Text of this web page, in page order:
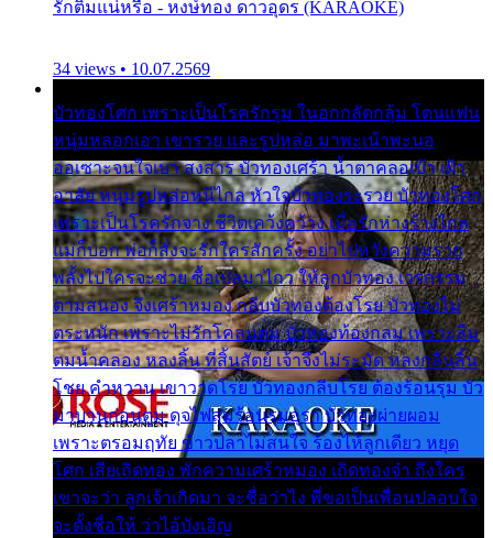
รักติ๋มแน่หรือ - หงษ์ทอง ดาวอุดร (KARAOKE)
34 views • 10.07.2569
บัวทองโศก เพราะเป็นโรครักรุม ในอกกลัดกลุ้ม โดนแฟน
หนุ่มหลอกเอา เขารวย และรูปหล่อ มาพะเน้าพะนอ
ออเซาะจนใจเบา สงสาร บัวทองเศร้า น้ำตาคลอเบ้า เฝ้า
อาลัย หนุ่มรูปหล่อหนีไกล หัวใจบัวทองระรวย บัวทองโศก
เพราะเป็นโรครักจาง ชีวิตเคว้งคว้าง เมื่อรักห่างร้างไกล
แม่ก็บอก พ่อก็สั่งจะรักใครสักครั้ง อย่าไปหวังความรวย
พลั้งไปใครจะช่วย ซื้อเปลมาไกว ให้ลูกบัวทอง เวรกรรม
ตามสนอง จึงเศร้าหมอง กลีบบัวทองต้องโรย บัวทองไม่
ตระหนัก เพราะไม่รักโคลนตม บัวทองท้องกลม เพราะลืม
ตมน้ำคลอง หลงลิ้น ที่สิ้นสัตย์ เจ้าจึงไม่ระมัด หลงกลิ่นลิ้น
โชย คำหวาน เขาวาดโรย บัวทองกลีบโรย ต้องร้อนรุม บัว
มาบานก่อนตูม ดุจไฟสุมร้อนรุมอุรา บัวทองผ่ายผอม
เพราะตรอมฤทัย ข้าวปลาไม่สนใจ ร้องไห้ลูกเดียว หยุด
โศก เสียเถิดทอง พักความเศร้าหมอง เถิดทองจ๋า ถึงใคร
เขาจะว่า ลูกเจ้าเกิดมา จะชื่อว่าไง พี่ขอเป็นเพื่อนปลอบใจ
จะตั้งชื่อให้ ว่าไอ้บังเอิญ